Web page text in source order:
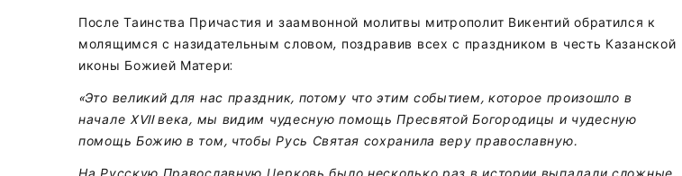
После Таинства Причастия и заамвонной молитвы митрополит Викентий обратился к
молящимся с назидательным словом, поздравив всех с праздником в честь Казанской
иконы Божией Матери:
«Это великий для нас праздник, потому что этим событием, которое произошло в
начале XVII века, мы видим чудесную помощь Пресвятой Богородицы и чудесную
помощь Божию в том, чтобы Русь Святая сохранила веру православную.